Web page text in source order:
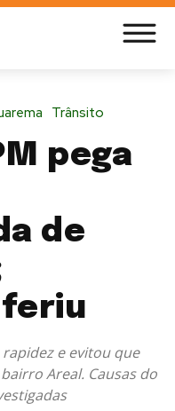
Trânsito
pega
de
feriu
e evitou que
Areal. Causas do